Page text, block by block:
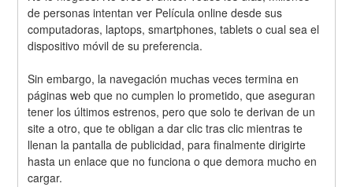
de personas intentan ver Película online desde sus
computadoras, laptops, smartphones, tablets o cual sea el
dispositivo móvil de su preferencia.
Sin embargo, la navegación muchas veces termina en
páginas web que no cumplen lo prometido, que aseguran
tener los últimos estrenos, pero que solo te derivan de un
site a otro, que te obligan a dar clic tras clic mientras te
llenan la pantalla de publicidad, para finalmente dirigirte
hasta un enlace que no funciona o que demora mucho en
cargar.